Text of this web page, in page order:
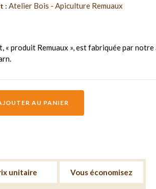
: Atelier Bois - Apiculture Remuaux
« produit Remuaux », est fabriquée par
AU PANIER
unitaire Vous économisez